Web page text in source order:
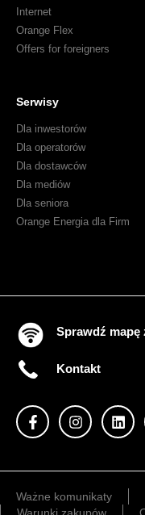
Pomocy
Internet
Orange Flex
Offers for foreigners
Serwisy
Dla inwestorów
Dla operatorów
Dla dostawców
Dla mediów
Dla seniora
Orange Energia dla Firm
Sprawdź mapę
Kontakt
Ważne komunikaty